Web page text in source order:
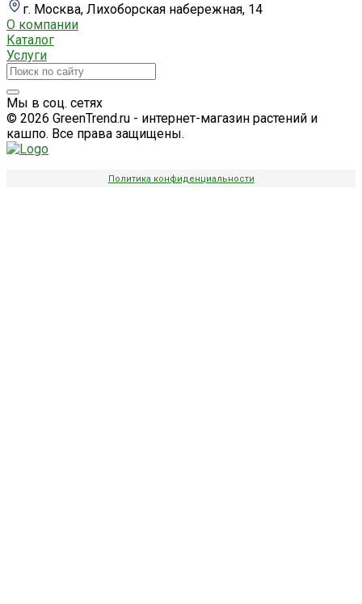
г. Москва, Лихоборская набережная, 14
О компании
Каталог
Услуги
Мы в соц. сетях
© 2026 GreenTrend.ru - интернет-магазин растений и
кашпо. Все права защищены.
Политика конфиденциальности